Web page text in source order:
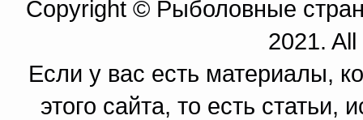
Copyright © Рыболовные
2021.
Если у вас есть материалы,
этого сайта, то есть